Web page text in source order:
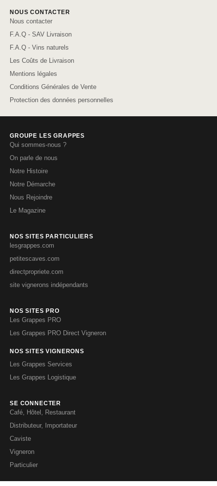
NOUS CONTACTER
Nous contacter
F.A.Q - SAV Livraison
F.A.Q - Vins naturels
Les Coûts de Livraison
Mentions légales
Conditions Générales de Vente
Protection des données personnelles
GROUPE LES GRAPPES
Qui sommes-nous ?
On parle de nous
Notre Histoire
Notre Démarche
Nous Rejoindre
Le Magazine
NOS SITES PARTICULIERS
lesgrappes.com
petitescaves.com
directpropriete.com
site vignerons indépendants
NOS SITES PRO
Les Grappes PRO
Les Grappes PRO Direct Vigneron
NOS SITES VIGNERONS
Les Grappes Services
Les Grappes Logistique
SE CONNECTER
Café, Hôtel, Restaurant
Distributeur, Importateur
Caviste
Vigneron
Particulier